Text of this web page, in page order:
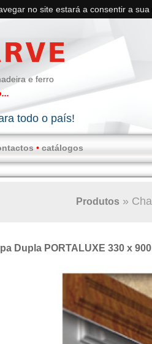
no site estará a consentir a sua
e ferro
todo o país!
• catálogos
Produtos »
Dupla PORTALUXE 330 x